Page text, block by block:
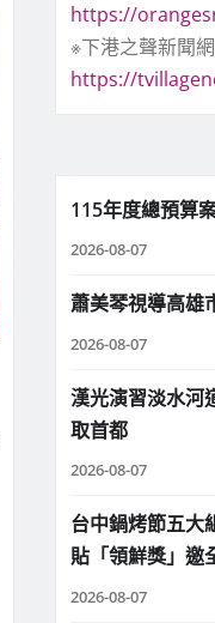
https://
※下港之聲新聞網
https://
115年度總預算
2026-08-07
蕭美琴視導高雄
2026-08-07
漢光演習淡水
取首都
2026-08-07
台中鍋烤節五
貼「領鮮獎」邀
2026-08-07